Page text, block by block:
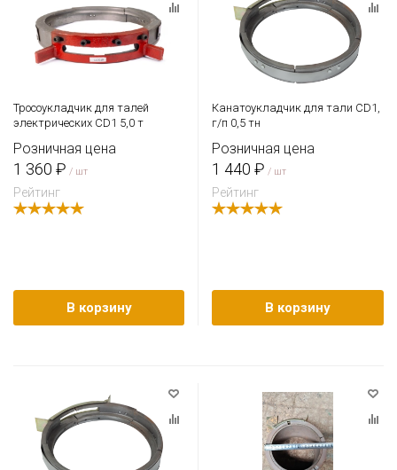
Тросоукладчик для талей
электрических CD1 5,0 т
Розничная цена
1 360 ₽ / шт
Рейтинг
В корзину
Канатоукладчик для тали CD1,
г/п 0,5 тн
Розничная цена
1 440 ₽ / шт
Рейтинг
В корзину